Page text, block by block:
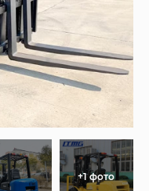
+1 фото